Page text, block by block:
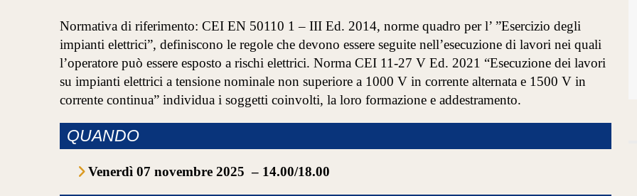
Normativa di riferimento: CEI EN 50110 1 – III Ed. 2014, norme quadro per l’ ”Esercizio degli
impianti elettrici”, definiscono le regole che devono essere seguite nell’esecuzione di lavori nei quali
l’operatore può essere esposto a rischi elettrici. Norma CEI 11-27 V Ed. 2021 “Esecuzione dei lavori
su impianti elettrici a tensione nominale non superiore a 1000 V in corrente alternata e 1500 V in
corrente continua” individua i soggetti coinvolti, la loro formazione e addestramento.
QUANDO
Venerdì 07 novembre 2025 – 14.00/18.00